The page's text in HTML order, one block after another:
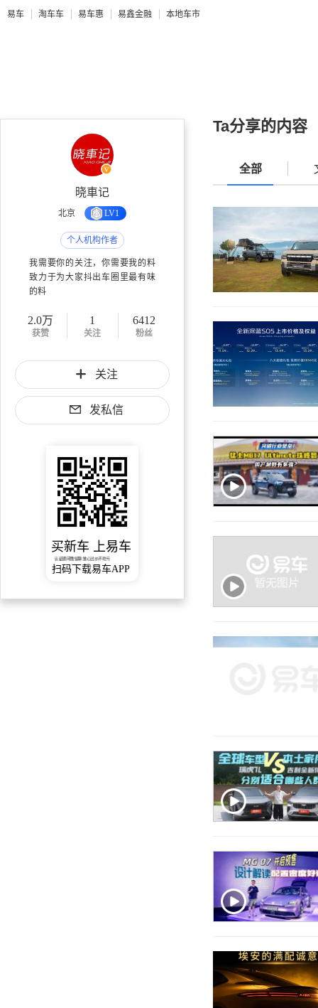
易车 淘车车 易车惠 易鑫金融 本地车市
晓車记
北京 LV1
个人机构作者
我需要你的关注，你需要我的料
致力于为大家抖出车圈里最有味
的料
2.0万
获赞
1
关注
6412
粉丝
关注
发私信
买新车 上易车
认证顾问微信聊 放心比价不吃亏
扫码下载易车APP
Ta分享的内容
全部